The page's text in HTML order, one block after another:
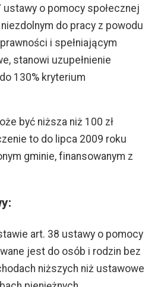
ustawy o pomocy społecznej
do pracy z powodu
i spełniającym
stanowi uzupełnienie
130% kryterium
być niższa niż 100 zł
to do lipca 2009 roku
gminie, finansowanym z
art. 38 ustawy o pomocy
jest do osób i rodzin bez
niższych niż ustawowe